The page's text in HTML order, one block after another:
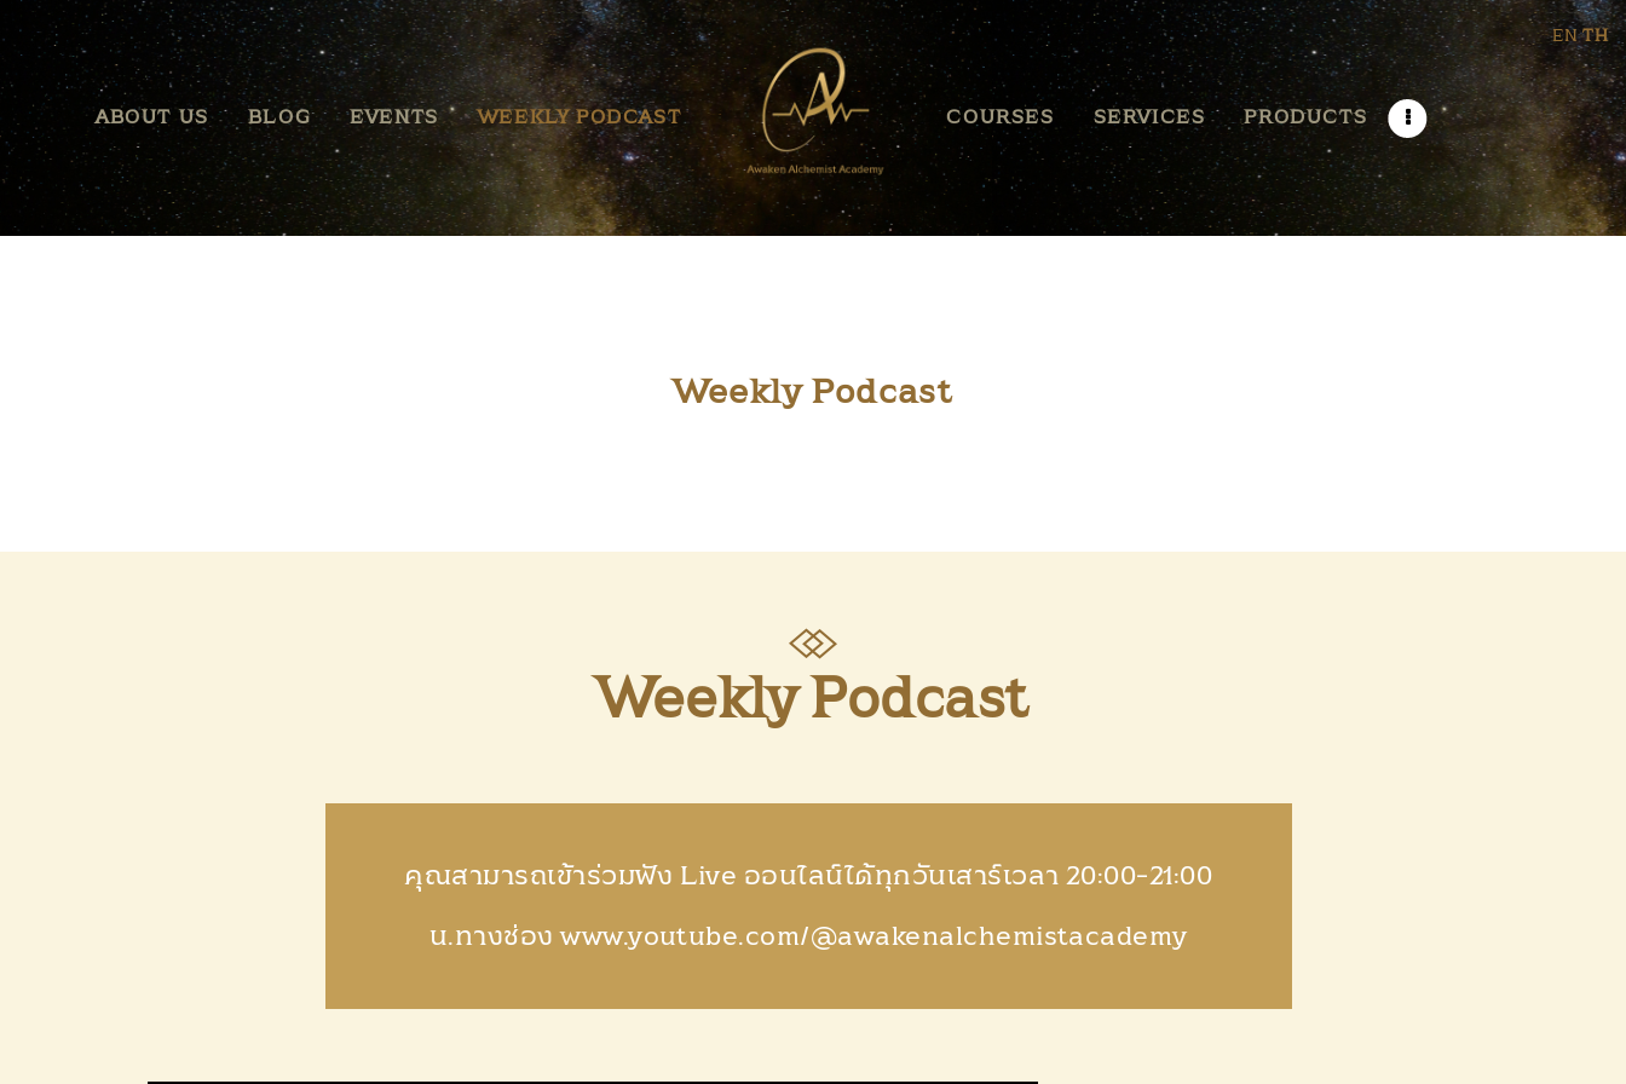
ABOUT US BLOG EVENTS WEEKLY PODCAST COURSES SERVICES PRODUCTS
Weekly Podcast
HOME
ABOUT US
BLOG
EVENT
CONTACT US
Weekly Podcast
คุณสามารถเข้าร่วมฟัง Live ออนไลน์ได้ทุกวันเสาร์เวลา 20:00-21:00
น.ทางช่อง www.youtube.com/@awakenalchemistacademy
EN TH